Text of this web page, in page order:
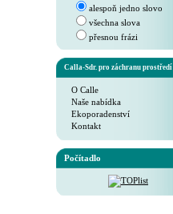
alespoň jedno slovo
všechna slova
přesnou frázi
Calla-Sdr. pro záchranu prostředí
O Calle
Naše nabídka
Ekoporadenství
Kontakt
Počítadlo